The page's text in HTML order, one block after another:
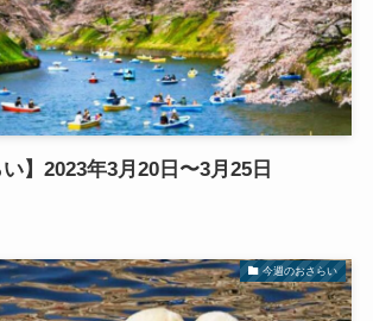
い】2023年3月20日〜3月25日
今週のおさらい